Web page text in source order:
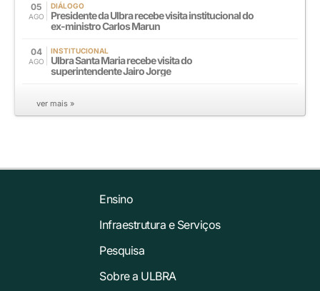
05
AGO
DIÁLOGO
Presidente da Ulbra recebe visita institucional do
ex-ministro Carlos Marun
04
AGO
INSTITUCIONAL
Ulbra Santa Maria recebe visita do
superintendente Jairo Jorge
ver mais »
Ensino
Infraestrutura e Serviços
Pesquisa
Sobre a ULBRA